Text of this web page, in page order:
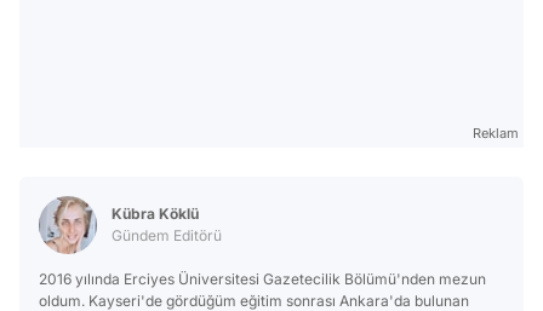
Reklam
Kübra Köklü
Gündem Editörü
2016 yılında Erciyes Üniversitesi Gazetecilik Bölümü'nden mezun
oldum. Kayseri'de gördüğüm eğitim sonrası Ankara'da bulunan